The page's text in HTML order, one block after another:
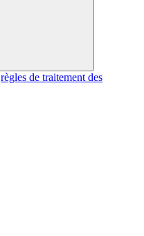
règles de traitement des